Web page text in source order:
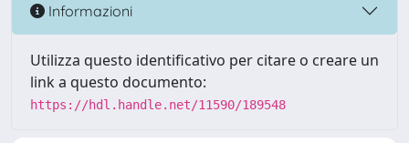
Informazioni
Utilizza questo identificativo per citare o creare un
link a questo documento:
https://hdl.handle.net/11590/189548